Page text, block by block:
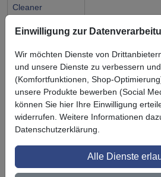
Cleaner
Symbol
Vorteil
Ihre Vorteile bei uns
3M BestPartner Commercial
Preisschutz für unsere Kunden
Persönliche Beratung und
Einwilligung zur
Wir möchten Dienste von
und unsere Dienste zu verbessern
(Komfortfunktionen, Shop-
unsere Produkte bewerben (Social
können Sie hier Ihre Einwilligung
widerrufen. Weitere Informationen
Datenschutzerklärung.
Alle Dienste